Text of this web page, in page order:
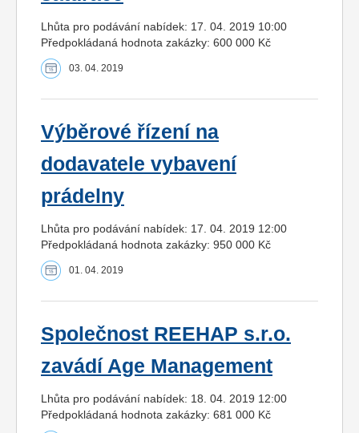
Lhůta pro podávání nabídek: 17. 04. 2019 10:00
Předpokládaná hodnota zakázky: 600 000 Kč
03. 04. 2019
Výběrové řízení na
dodavatele vybavení
prádelny
Lhůta pro podávání nabídek: 17. 04. 2019 12:00
Předpokládaná hodnota zakázky: 950 000 Kč
01. 04. 2019
Společnost REEHAP s.r.o.
zavádí Age Management
Lhůta pro podávání nabídek: 18. 04. 2019 12:00
Předpokládaná hodnota zakázky: 681 000 Kč